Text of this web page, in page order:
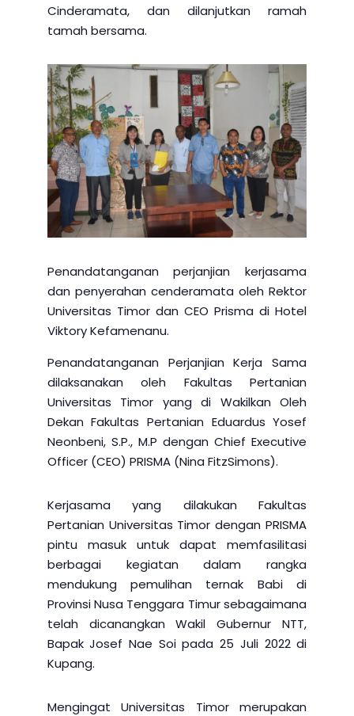
Cinderamata, dan dilanjutkan ramah
tamah bersama.
Penandatanganan perjanjian kerjasama
dan penyerahan cenderamata oleh Rektor
Universitas Timor dan CEO Prisma di Hotel
Viktory Kefamenanu.
Penandatanganan Perjanjian Kerja Sama
dilaksanakan oleh Fakultas Pertanian
Universitas Timor yang di Wakilkan Oleh
Dekan Fakultas Pertanian Eduardus Yosef
Neonbeni, S.P., M.P dengan Chief Executive
Officer (CEO) PRISMA (Nina FitzSimons).
Kerjasama yang dilakukan Fakultas
Pertanian Universitas Timor dengan PRISMA
pintu masuk untuk dapat memfasilitasi
berbagai kegiatan dalam rangka
mendukung pemulihan ternak Babi di
Provinsi Nusa Tenggara Timur sebagaimana
telah dicanangkan Wakil Gubernur NTT,
Bapak Josef Nae Soi pada 25 Juli 2022 di
Kupang.
Mengingat Universitas Timor merupakan